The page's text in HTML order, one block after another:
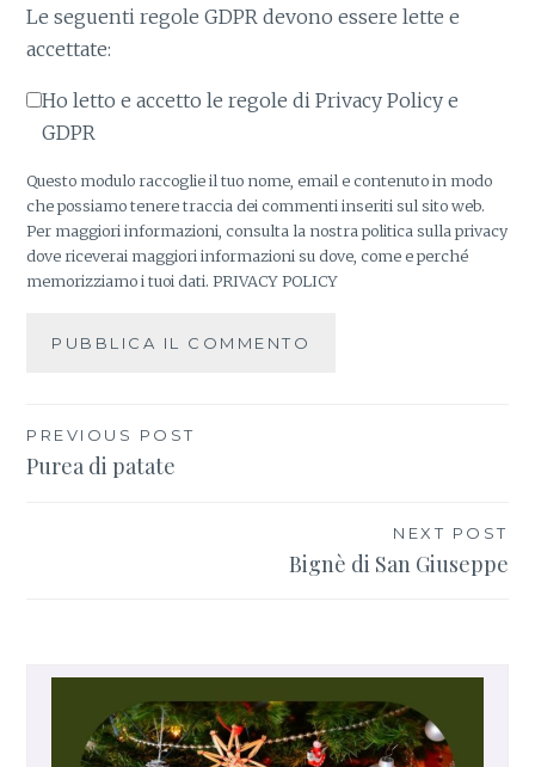
Le seguenti regole GDPR devono essere lette e
accettate:
Ho letto e accetto le regole di Privacy Policy e
GDPR
Questo modulo raccoglie il tuo nome, email e contenuto in modo
che possiamo tenere traccia dei commenti inseriti sul sito web.
Per maggiori informazioni, consulta la nostra politica sulla privacy
dove riceverai maggiori informazioni su dove, come e perché
memorizziamo i tuoi dati.PRIVACY POLICY
Navigazione
PREVIOUS POST
Purea di patate
NEXT POST
Bignè di San Giuseppe